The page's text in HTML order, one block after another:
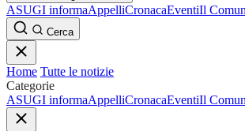
ASUGI informaAppelliCronacaEventiIl
Cerca
Home Tutte le notizie
Categorie
ASUGI informaAppelliCronacaEventiIl